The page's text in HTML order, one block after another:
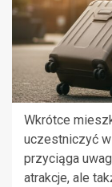
Wkrótce
uczestniczyć
przyciąga
atrakcje, ale